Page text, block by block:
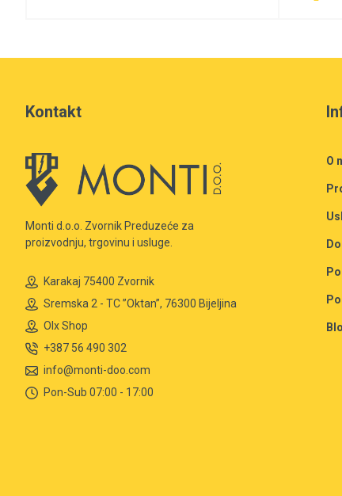
Kontakt
Monti d.o.o. Zvornik Preduzeće za
proizvodnju, trgovinu i usluge.
Karakaj 75400 Zvornik
Sremska 2 - TC ”Oktan”, 76300 Bijeljina
Olx Shop
+387 56 490 302
info@monti-doo.com
Pon-Sub 07:00 - 17:00
O